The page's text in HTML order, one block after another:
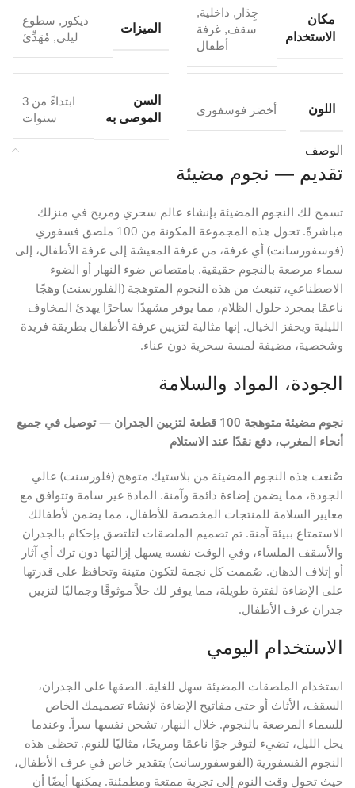
مكان
الاستخدام
جِدَار , داخلية,
سقف, غرفة
أطفال
الميزات
ديكور , سطوع
ليلي, مُهَدِّئ
اللون أخضر فوسفوري
السن
الموصى به
ابتداءً من 3
سنوات
الوصف
تقديم — نجوم مضيئة
تسمح لك النجوم المضيئة بإنشاء عالم سحري ومريح في منزلك
مباشرةً. تحول هذه المجموعة المكونة من 100 ملصق فسفوري
(فوسفورسانت) أي غرفة، من غرفة المعيشة إلى غرفة الأطفال، إلى
سماء مرصعة بالنجوم حقيقية. بامتصاص ضوء النهار أو الضوء
الاصطناعي، تنبعث من هذه النجوم المتوهجة (الفلورسنت) وهجًا
ناعمًا بمجرد حلول الظلام، مما يوفر مشهدًا ساحرًا يهدئ المخاوف
الليلية ويحفز الخيال. إنها مثالية لتزيين غرفة الأطفال بطريقة فريدة
وشخصية، مضيفة لمسة سحرية دون عناء.
الجودة، المواد والسلامة
نجوم مضيئة متوهجة 100 قطعة لتزيين الجدران — توصيل في جميع
أنحاء المغرب، دفع نقدًا عند الاستلام
صُنعت هذه النجوم المضيئة من بلاستيك متوهج (فلورسنت) عالي
الجودة، مما يضمن إضاءة دائمة وآمنة. المادة غير سامة وتتوافق مع
معايير السلامة للمنتجات المخصصة للأطفال، مما يضمن لأطفالك
الاستمتاع ببيئة آمنة. تم تصميم الملصقات لتلتصق بإحكام بالجدران
والأسقف الملساء، وفي الوقت نفسه يسهل إزالتها دون ترك أي آثار
أو إتلاف الدهان. صُممت كل نجمة لتكون متينة وتحافظ على قدرتها
على الإضاءة لفترة طويلة، مما يوفر لك حلاً موثوقًا وجماليًا لتزيين
جدران غرف الأطفال.
الاستخدام اليومي
استخدام الملصقات المضيئة سهل للغاية. الصقها على الجدران،
السقف، الأثاث أو حتى مفاتيح الإضاءة لإنشاء تصميمك الخاص
للسماء المرصعة بالنجوم. خلال النهار، تشحن نفسها سراً. وعندما
يحل الليل، تضيء لتوفر جوًا ناعمًا ومريحًا، مثاليًا للنوم. تحظى هذه
النجوم الفسفورية (الفوسفورسانت) بتقدير خاص في غرف الأطفال،
حيث تحول وقت النوم إلى تجربة ممتعة ومطمئنة. يمكنها أيضًا أن